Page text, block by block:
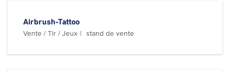
Airbrush-Tattoo
Vente / Tir / Jeux stand de vente